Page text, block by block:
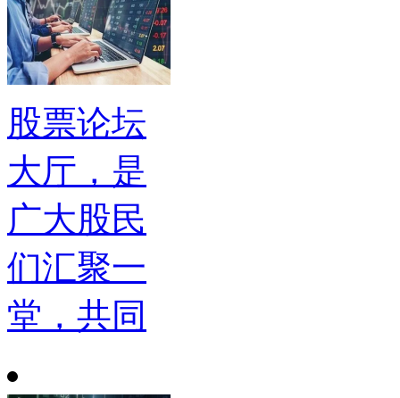
股票论坛
大厅，是
广大股民
们汇聚一
堂，共同